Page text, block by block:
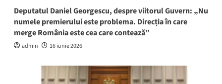
Deputatul Daniel Georgescu, despre viitorul Guvern: „Nu
numele premierului este problema. Direcția în care
merge România este cea care contează”
admin 16 iunie 2026